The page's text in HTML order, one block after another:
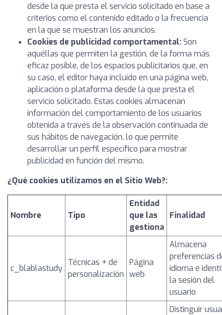
desde la que presta el servicio solicitado en base a
criterios como el contenido editado o la frecuencia
en la que se muestran los anuncios.
Cookies de publicidad comportamental:Son
aquéllas que permiten la gestión, de la forma más
eficaz posible, de los espacios publicitarios que, en
su caso, el editor haya incluido en una página web,
aplicación o plataforma desde la que presta el
servicio solicitado. Estas cookies almacenan
información del comportamiento de los usuarios
obtenida a través de la observación continuada de
sus hábitos de navegación, lo que permite
desarrollar un perfil específico para mostrar
publicidad en función del mismo.
¿Qué cookies utilizamos en el Sitio Web?:
Nombre Tipo
Entidad
que las
gestiona
Finalidad
c_blablastudy
Técnicas + de
personalización
Página
web
Almacena
preferencias
idioma e
la sesión del
usuario
Distinguir